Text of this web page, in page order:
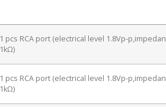
1 pcs RCA port (electrical level 1.8Vp-
1kΩ)
1 pcs RCA port (electrical level 1.8Vp-
1kΩ)